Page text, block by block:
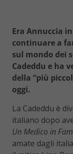
Era Annuccia in
continuare a
sul mondo dei
Cadeddu e ha
della “più
oggi.
La Cadeddu è
italiano dopo
Un Medico in
amate dagli